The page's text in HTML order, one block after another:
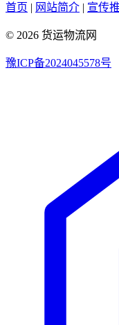
首页 | 网站简介 | 宣传
© 2026 货运物流网
豫ICP备2024045578号